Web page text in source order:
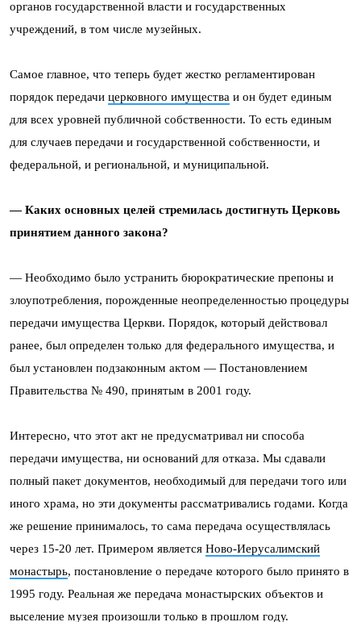
органов государственной власти и государственных
учреждений, в том числе музейных.
Самое главное, что теперь будет жестко регламентирован
порядок передачи церковного имущества и он будет единым
для всех уровней публичной собственности. То есть единым
для случаев передачи и государственной собственности, и
федеральной, и региональной, и муниципальной.
— Каких основных целей стремилась достигнуть Церковь
принятием данного закона?
— Необходимо было устранить бюрократические препоны и
злоупотребления, порожденные неопределенностью процедуры
передачи имущества Церкви. Порядок, который действовал
ранее, был определен только для федерального имущества, и
был установлен подзаконным актом — Постановлением
Правительства № 490, принятым в 2001 году.
Интересно, что этот акт не предусматривал ни способа
передачи имущества, ни оснований для отказа. Мы сдавали
полный пакет документов, необходимый для передачи того или
иного храма, но эти документы рассматривались годами. Когда
же решение принималось, то сама передача осуществлялась
через 15-20 лет. Примером является Ново-Иерусалимский
монастырь, постановление о передаче которого было принято в
1995 году. Реальная же передача монастырских объектов и
выселение музея произошли только в прошлом году.